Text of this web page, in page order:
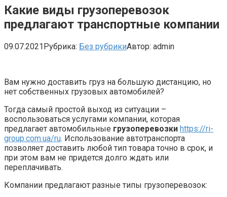
Какие виды грузоперевозок
предлагают транспортные компании
09.07.2021Рубрика: Без рубрикиАвтор: admin
Вам нужно доставить груз на большую дистанцию, но
нет собственных грузовых автомобилей?
Тогда самый простой выход из ситуации –
воспользоваться услугами компании, которая
предлагает автомобильные грузоперевозки https://ri-
group.com.ua/ru. Использование автотранспорта
позволяет доставить любой тип товара точно в срок, и
при этом вам не придется долго ждать или
переплачивать.
Компании предлагают разные типы грузоперевозок: